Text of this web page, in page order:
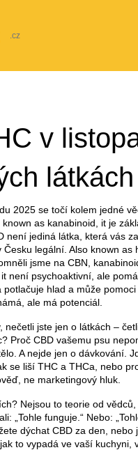
v
látkách
2025 se točí kolem jedné
known as kanabinoid , it je
není jediná látka, která vás
Česku legální . Also known as
jsme na CBN
, it není psychoaktivní, ale
potlačuje hlad a může
ale má potenciál
nečetli jste jen o látkách –
Proč CBD vašemu psu
A nejde jen o dávkování.
se liší THC a THCa, nebo
ne marketingový hluk.
Nejsou to teorie od
„Tohle funguje.“ Nebo:
dýchat CBD za den,
to vypadá ve vaší kuchyni,